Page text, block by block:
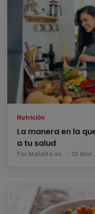
Nutrición
La manera en la
a tu salud
Por Maldita.es 26 Mar